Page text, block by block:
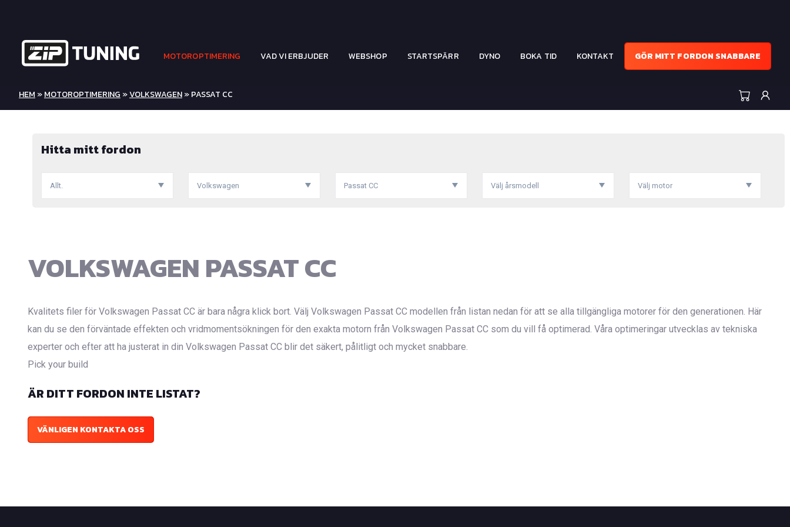
MOTOROPTIMERING VAD VI ERBJUDER WEBSHOP STARTSPÄRR DYNO BOKA TID KONTAKT GÖR MITT FORDON SNABBARE
HEM »MOTOROPTIMERING »VOLKSWAGEN» PASSAT CC
Hitta mitt fordon
Allt. Volkswagen Passat CC Välj årsmodell Välj motor
VOLKSWAGEN PASSAT CC
Kvalitets filer för Volkswagen Passat CC är bara några klick bort. Välj Volkswagen Passat CC modellen från listan nedan för att se alla tillgängliga motorer för den generationen. Här
kan du se den förväntade effekten och vridmomentsökningen för den exakta motorn från Volkswagen Passat CC som du vill få optimerad. Våra optimeringar utvecklas av tekniska
experter och efter att ha justerat in din Volkswagen Passat CC blir det säkert, pålitligt och mycket snabbare.
Pick your build
ÄR DITT FORDON INTE LISTAT?
VÄNLIGEN KONTAKTA OSS